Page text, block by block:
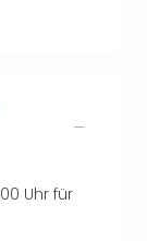
Uhr für